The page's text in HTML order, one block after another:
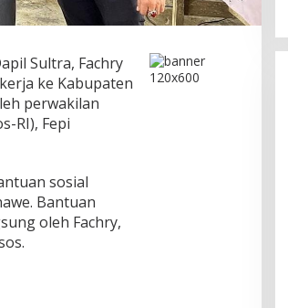
Sultra, Fachry
ke Kabupaten
perwakilan
RI), Fepi
sosial
Bantuan
oleh Fachry,